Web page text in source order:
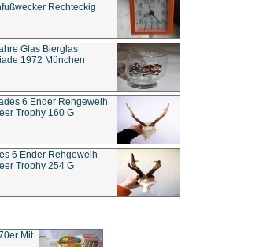
Rechteckig
Glas Bierglas
1972 München
6 Ender Rehgeweih
Trophy 160 G
6 Ender Rehgeweih
Trophy 254 G
Mit